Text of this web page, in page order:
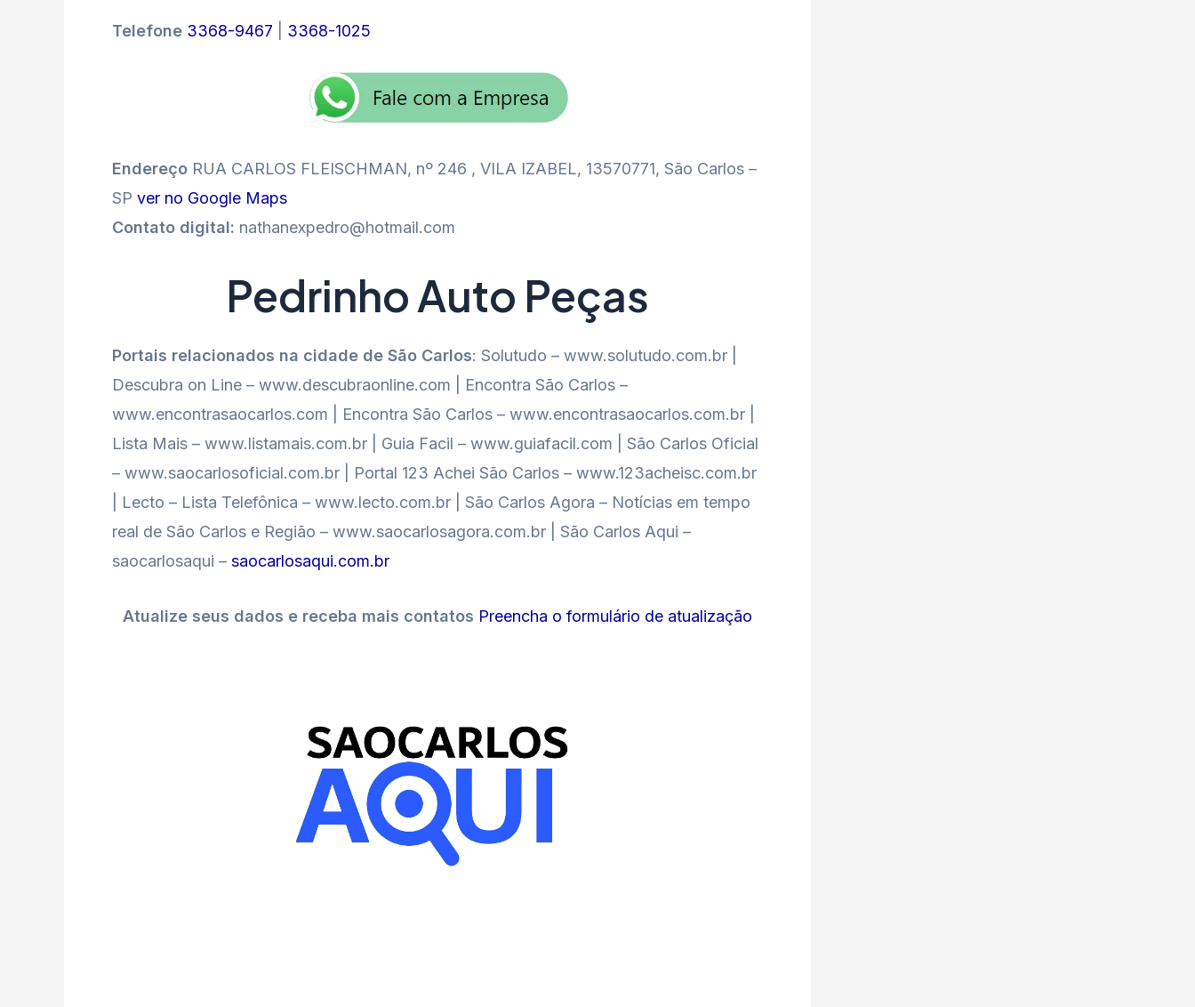
Telefone 3368-9467 3368-1025
Endereço RUA CARLOS FLEISCHMAN, nº 246 , VILA IZABEL, 13570771, São Carlos –
SP ver no Google Maps
Contato digital: nathanexpedro@hotmail.com
Pedrinho Auto Peças
Portais relacionados na cidade de São Carlos: Solutudo – www.solutudo.com.br |
Descubra on Line – www.descubraonline.com | Encontra São Carlos –
www.encontrasaocarlos.com | Encontra São Carlos – www.encontrasaocarlos.com.br |
Lista Mais – www.listamais.com.br | Guia Facil – www.guiafacil.com | São Carlos Oficial
– www.saocarlosoficial.com.br | Portal 123 Achei São Carlos – www.123acheisc.com.br
| Lecto – Lista Telefônica – www.lecto.com.br | São Carlos Agora – Notícias em tempo
real de São Carlos e Região – www.saocarlosagora.com.br | São Carlos Aqui –
saocarlosaqui – saocarlosaqui.com.br
Atualize seus dados e receba mais contatos Preencha o formulário de atualização